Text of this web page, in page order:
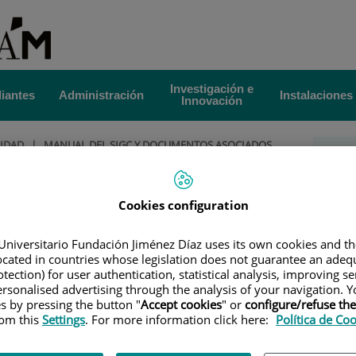
Administración
Investigación e
Innovación
Instalaciones
|MANUAL DEL SIGC Y DOCUMENTOS ASOCIADOS
documentos asociados
KB
E 2 Procedimiento de
evaluación y mejora de
la enseñanza y el
2,7 MB
Cookies configuration
Fundación Jiménez Díaz uses its own cookies and
in countries whose legislation does not guarantee an
for user authentication, statistical analysis, improving
advertising through the analysis of your navigation.
by pressing the button "Accept cookies" or configure/refuse
thisSettings. For more information click here: Política de